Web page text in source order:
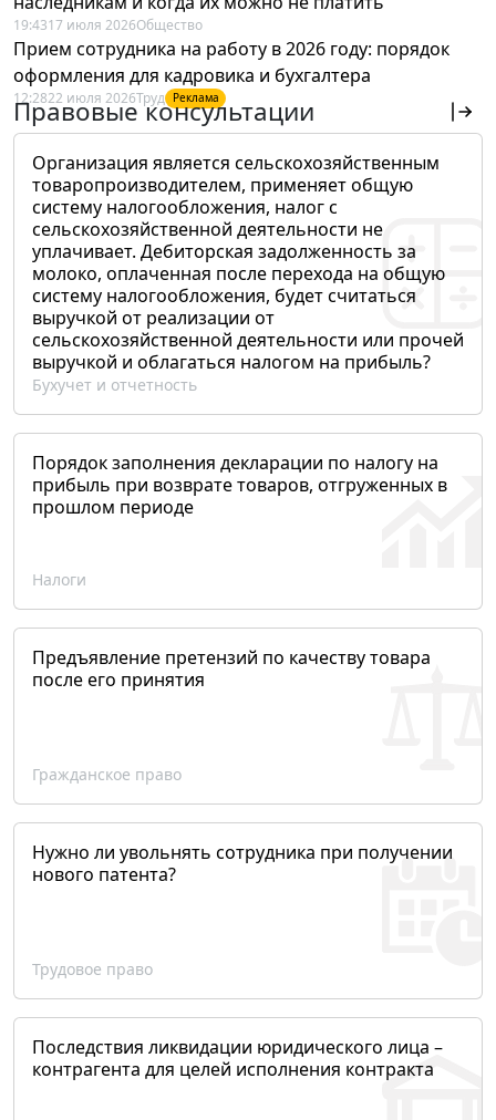
19:4317 июля 2026Общество
Прием сотрудника на работу в 2026 году: порядок
оформления для кадровика и бухгалтера
12:2822 июля 2026Труд Реклама
Правовые консультации
Организация является сельскохозяйственным
товаропроизводителем, применяет общую
систему налогообложения, налог с
сельскохозяйственной деятельности не
уплачивает. Дебиторская задолженность за
молоко, оплаченная после перехода на общую
систему налогообложения, будет считаться
выручкой от реализации от
сельскохозяйственной деятельности или прочей
выручкой и облагаться налогом на прибыль?
Бухучет и отчетность
Порядок заполнения декларации по налогу на
прибыль при возврате товаров, отгруженных в
прошлом периоде
Налоги
Предъявление претензий по качеству товара
после его принятия
Гражданское право
Нужно ли увольнять сотрудника при получении
нового патента?
Трудовое право
Последствия ликвидации юридического лица –
контрагента для целей исполнения контракта